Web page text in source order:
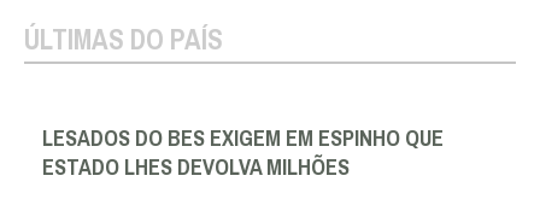
ÚLTIMAS DO PAÍS
LESADOS DO BES EXIGEM EM ESPINHO QUE
ESTADO LHES DEVOLVA MILHÕES